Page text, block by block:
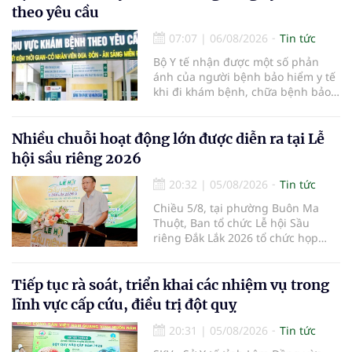
theo yêu cầu
07:07 | 06/08/2026
Tin tức
Bộ Y tế nhận được một số phản
ánh của người bệnh bảo hiểm y tế
khi đi khám bệnh, chữa bệnh bảo
bệnh, chữa bệnh theo yêu cầu
nhưng vẫn phải nộp thêm các chi
phần cùng chi trả.
Nhiều chuỗi hoạt động lớn được diễn ra tại Lễ
hội sầu riêng 2026
20:32 | 05/08/2026
Tin tức
Chiều 5/8, tại phường Buôn Ma
Thuột, Ban tổ chức Lễ hội Sầu
riêng Đắk Lắk 2026 tổ chức họp
hội Sầu riêng Đắk Lắk năm 2026 có
chủ đề “Sầu riêng Đắk Lắk – Kết nối
vươn xa”, được tổ chức từ ngày
15/8/2026 đến ngày 02/9/2026 tại
phường Buôn Ma Thuột, xã Krông
Tiếp tục rà soát, triển khai các nhiệm vụ trong
lĩnh vực cấp cứu, điều trị đột quỵ
20:31 | 05/08/2026
Tin tức